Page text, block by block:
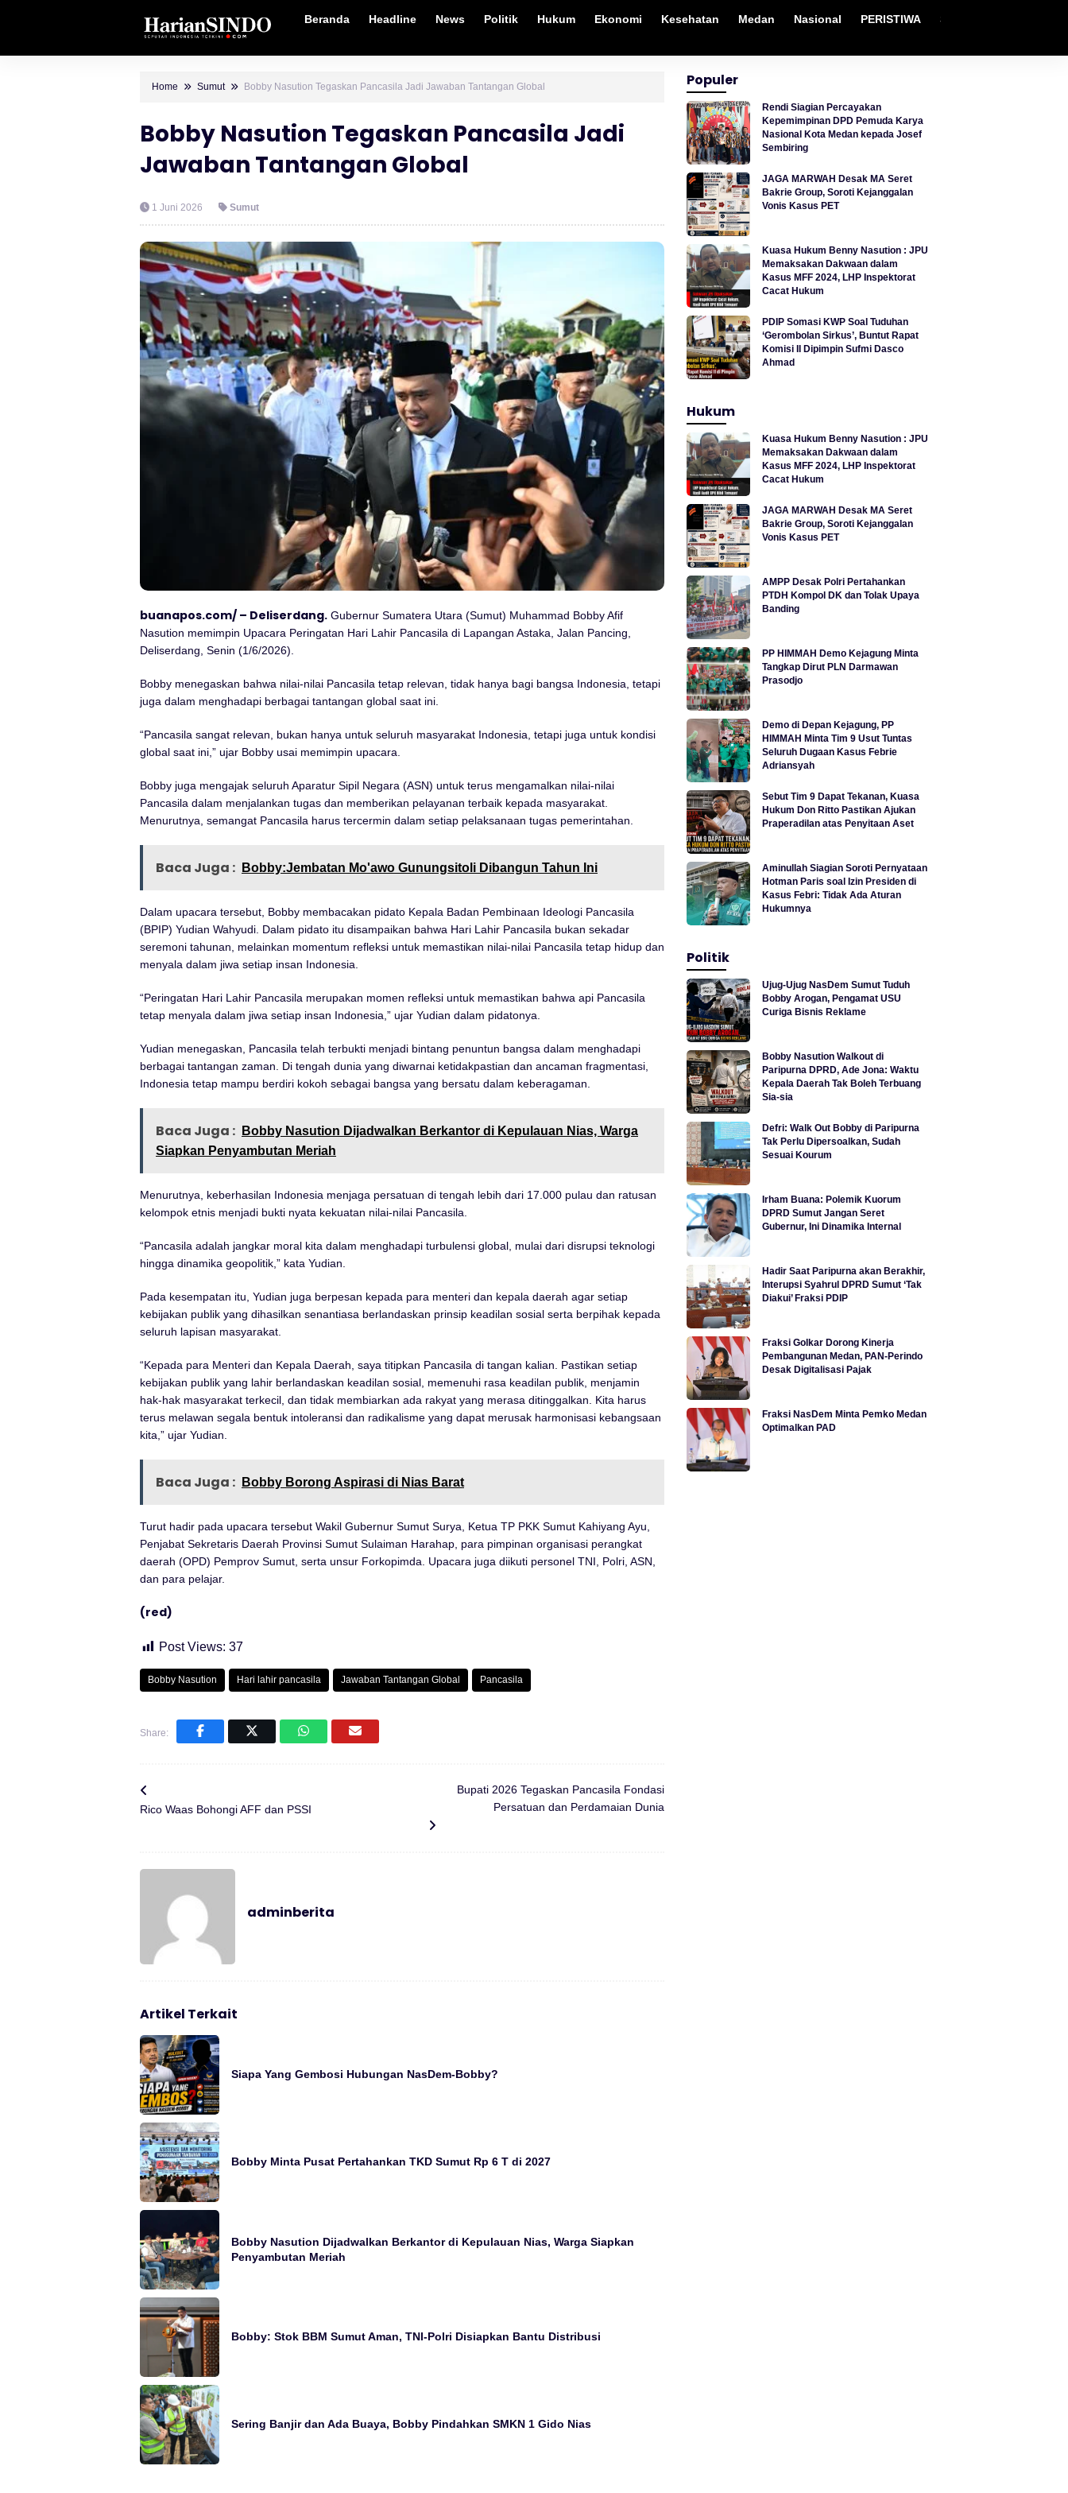
Beranda Headline News Politik Hukum Ekonomi Kesehatan Medan Nasional PERISTIWA Sosial
Home Sumut Bobby Nasution Tegaskan Pancasila Jadi Jawaban Tantangan Global
Bobby Nasution Tegaskan Pancasila Jadi
Jawaban Tantangan Global
1 Juni 2026 Sumut
buanapos.com/ – Deliserdang. Gubernur Sumatera Utara (Sumut) Muhammad Bobby Afif
Nasution memimpin Upacara Peringatan Hari Lahir Pancasila di Lapangan Astaka, Jalan Pancing,
Deliserdang, Senin (1/6/2026).
Bobby menegaskan bahwa nilai-nilai Pancasila tetap relevan, tidak hanya bagi bangsa Indonesia, tetapi
juga dalam menghadapi berbagai tantangan global saat ini.
“Pancasila sangat relevan, bukan hanya untuk seluruh masyarakat Indonesia, tetapi juga untuk kondisi
global saat ini,” ujar Bobby usai memimpin upacara.
Bobby juga mengajak seluruh Aparatur Sipil Negara (ASN) untuk terus mengamalkan nilai-nilai
Pancasila dalam menjalankan tugas dan memberikan pelayanan terbaik kepada masyarakat.
Menurutnya, semangat Pancasila harus tercermin dalam setiap pelaksanaan tugas pemerintahan.
Baca Juga : Bobby:Jembatan Mo'awo Gunungsitoli Dibangun Tahun Ini
Dalam upacara tersebut, Bobby membacakan pidato Kepala Badan Pembinaan Ideologi Pancasila
(BPIP) Yudian Wahyudi. Dalam pidato itu disampaikan bahwa Hari Lahir Pancasila bukan sekadar
seremoni tahunan, melainkan momentum refleksi untuk memastikan nilai-nilai Pancasila tetap hidup dan
menyala dalam jiwa setiap insan Indonesia.
“Peringatan Hari Lahir Pancasila merupakan momen refleksi untuk memastikan bahwa api Pancasila
tetap menyala dalam jiwa setiap insan Indonesia,” ujar Yudian dalam pidatonya.
Yudian menegaskan, Pancasila telah terbukti menjadi bintang penuntun bangsa dalam menghadapi
berbagai tantangan zaman. Di tengah dunia yang diwarnai ketidakpastian dan ancaman fragmentasi,
Indonesia tetap mampu berdiri kokoh sebagai bangsa yang bersatu dalam keberagaman.
Baca Juga :
Bobby Nasution Dijadwalkan Berkantor di Kepulauan Nias, Warga
Siapkan Penyambutan Meriah
Menurutnya, keberhasilan Indonesia menjaga persatuan di tengah lebih dari 17.000 pulau dan ratusan
kelompok etnis menjadi bukti nyata kekuatan nilai-nilai Pancasila.
“Pancasila adalah jangkar moral kita dalam menghadapi turbulensi global, mulai dari disrupsi teknologi
hingga dinamika geopolitik,” kata Yudian.
Pada kesempatan itu, Yudian juga berpesan kepada para menteri dan kepala daerah agar setiap
kebijakan publik yang dihasilkan senantiasa berlandaskan prinsip keadilan sosial serta berpihak kepada
seluruh lapisan masyarakat.
“Kepada para Menteri dan Kepala Daerah, saya titipkan Pancasila di tangan kalian. Pastikan setiap
kebijakan publik yang lahir berlandaskan keadilan sosial, memenuhi rasa keadilan publik, menjamin
hak-hak masyarakat terkecil, dan tidak membiarkan ada rakyat yang merasa ditinggalkan. Kita harus
terus melawan segala bentuk intoleransi dan radikalisme yang dapat merusak harmonisasi kebangsaan
kita,” ujar Yudian.
Baca Juga : Bobby Borong Aspirasi di Nias Barat
Turut hadir pada upacara tersebut Wakil Gubernur Sumut Surya, Ketua TP PKK Sumut Kahiyang Ayu,
Penjabat Sekretaris Daerah Provinsi Sumut Sulaiman Harahap, para pimpinan organisasi perangkat
daerah (OPD) Pemprov Sumut, serta unsur Forkopimda. Upacara juga diikuti personel TNI, Polri, ASN,
dan para pelajar.
(red)
Post Views: 37
Bobby Nasution Hari lahir pancasila Jawaban Tantangan Global Pancasila
Share:
Rico Waas Bohongi AFF dan PSSI
Bupati 2026 Tegaskan Pancasila Fondasi
Persatuan dan Perdamaian Dunia
adminberita
Artikel Terkait
Siapa Yang Gembosi Hubungan NasDem-Bobby?
Bobby Minta Pusat Pertahankan TKD Sumut Rp 6 T di 2027
Bobby Nasution Dijadwalkan Berkantor di Kepulauan Nias, Warga Siapkan
Penyambutan Meriah
Bobby: Stok BBM Sumut Aman, TNI-Polri Disiapkan Bantu Distribusi
Sering Banjir dan Ada Buaya, Bobby Pindahkan SMKN 1 Gido Nias
Populer
Rendi Siagian Percayakan
Kepemimpinan DPD Pemuda Karya
Nasional Kota Medan kepada Josef
Sembiring
JAGA MARWAH Desak MA Seret
Bakrie Group, Soroti Kejanggalan
Vonis Kasus PET
Kuasa Hukum Benny Nasution : JPU
Memaksakan Dakwaan dalam
Kasus MFF 2024, LHP Inspektorat
Cacat Hukum
PDIP Somasi KWP Soal Tuduhan
‘Gerombolan Sirkus’, Buntut Rapat
Komisi II Dipimpin Sufmi Dasco
Ahmad
Hukum
Kuasa Hukum Benny Nasution : JPU
Memaksakan Dakwaan dalam
Kasus MFF 2024, LHP Inspektorat
Cacat Hukum
JAGA MARWAH Desak MA Seret
Bakrie Group, Soroti Kejanggalan
Vonis Kasus PET
AMPP Desak Polri Pertahankan
PTDH Kompol DK dan Tolak Upaya
Banding
PP HIMMAH Demo Kejagung Minta
Tangkap Dirut PLN Darmawan
Prasodjo
Demo di Depan Kejagung, PP
HIMMAH Minta Tim 9 Usut Tuntas
Seluruh Dugaan Kasus Febrie
Adriansyah
Sebut Tim 9 Dapat Tekanan, Kuasa
Hukum Don Ritto Pastikan Ajukan
Praperadilan atas Penyitaan Aset
Aminullah Siagian Soroti Pernyataan
Hotman Paris soal Izin Presiden di
Kasus Febri: Tidak Ada Aturan
Hukumnya
Politik
Ujug-Ujug NasDem Sumut Tuduh
Bobby Arogan, Pengamat USU
Curiga Bisnis Reklame
Bobby Nasution Walkout di
Paripurna DPRD, Ade Jona: Waktu
Kepala Daerah Tak Boleh Terbuang
Sia-sia
Defri: Walk Out Bobby di Paripurna
Tak Perlu Dipersoalkan, Sudah
Sesuai Kourum
Irham Buana: Polemik Kuorum
DPRD Sumut Jangan Seret
Gubernur, Ini Dinamika Internal
Hadir Saat Paripurna akan Berakhir,
Interupsi Syahrul DPRD Sumut ‘Tak
Diakui’ Fraksi PDIP
Fraksi Golkar Dorong Kinerja
Pembangunan Medan, PAN-Perindo
Desak Digitalisasi Pajak
Fraksi NasDem Minta Pemko Medan
Optimalkan PAD